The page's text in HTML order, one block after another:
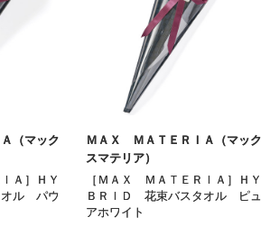
（マック
Ａ］ＨＹ
オル パウ
ＭＡＸ ＭＡＴＥＲＩＡ（マック
スマテリア）
［ＭＡＸ ＭＡＴＥＲＩＡ］ＨＹ
ＢＲＩＤ 花束バスタオル ピュ
アホワイト